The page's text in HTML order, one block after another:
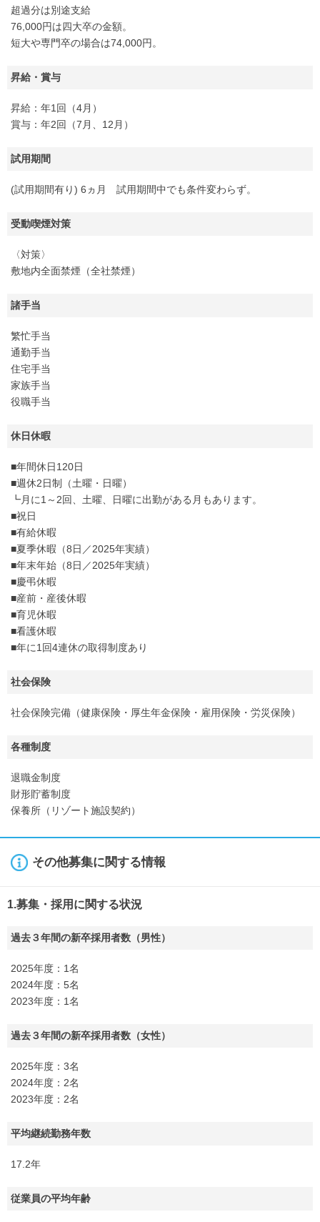
超過分は別途支給
76,000円は四大卒の金額。
短大や専門卒の場合は74,000円。
昇給・賞与
昇給：年1回（4月）
賞与：年2回（7月、12月）
試用期間
(試用期間有り) 6ヵ月 試用期間中でも条件変わらず。
受動喫煙対策
〈対策〉
敷地内全面禁煙（全社禁煙）
諸手当
繁忙手当
通勤手当
住宅手当
家族手当
役職手当
休日休暇
■年間休日120日
■週休2日制（土曜・日曜）
┗月に1～2回、土曜、日曜に出勤がある月もあります。
■祝日
■有給休暇
■夏季休暇（8日／2025年実績）
■年末年始（8日／2025年実績）
■慶弔休暇
■産前・産後休暇
■育児休暇
■看護休暇
■年に1回4連休の取得制度あり
社会保険
社会保険完備（健康保険・厚生年金保険・雇用保険・労災保険）
各種制度
退職金制度
財形貯蓄制度
保養所（リゾート施設契約）
その他募集に関する情報
1.募集・採用に関する状況
過去３年間の新卒採用者数（男性）
2025年度：1名
2024年度：5名
2023年度：1名
過去３年間の新卒採用者数（女性）
2025年度：3名
2024年度：2名
2023年度：2名
平均継続勤務年数
17.2年
従業員の平均年齢